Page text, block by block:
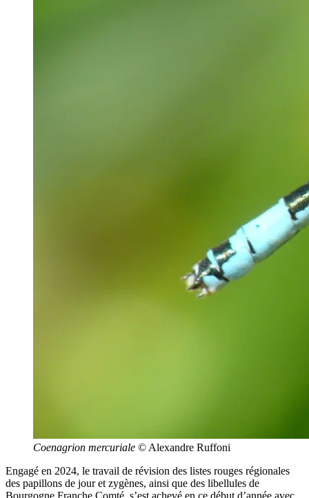
Coenagrion mercuriale © Alexandre Ruffoni
Engagé en 2024, le travail de révision des listes rouges régionales
des papillons de jour et zygènes, ainsi que des libellules de